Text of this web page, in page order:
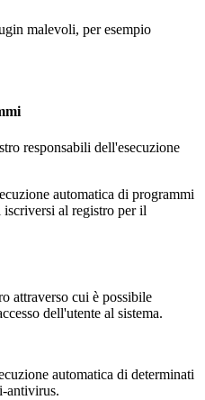
malevoli, per esempio
responsabili dell'esecuzione
automatica di programmi
al registro per il
attraverso cui è possibile
dell'utente al sistema.
automatica di determinati
antivirus.